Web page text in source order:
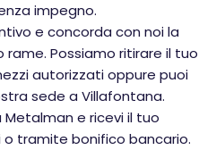
impegno.
e concorda con noi la
Possiamo ritirare il tuo
autorizzati oppure puoi
sede a Villafontana.
e ricevi il tuo
tramite bonifico bancario.